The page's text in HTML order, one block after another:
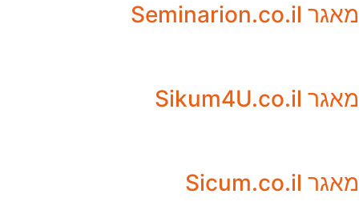
מאגר Seminarion.co.il
מאגר Sikum4U.co.il
מאגר Sicum.co.il